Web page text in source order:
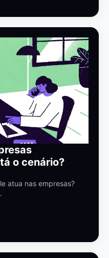
o cenário?
atua nas empresas?